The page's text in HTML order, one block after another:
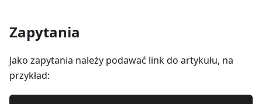
Zapytania
Jako zapytania należy podawać link do artykułu, na
przykład: